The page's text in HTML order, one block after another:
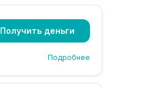
Получить деньги
Подробнее